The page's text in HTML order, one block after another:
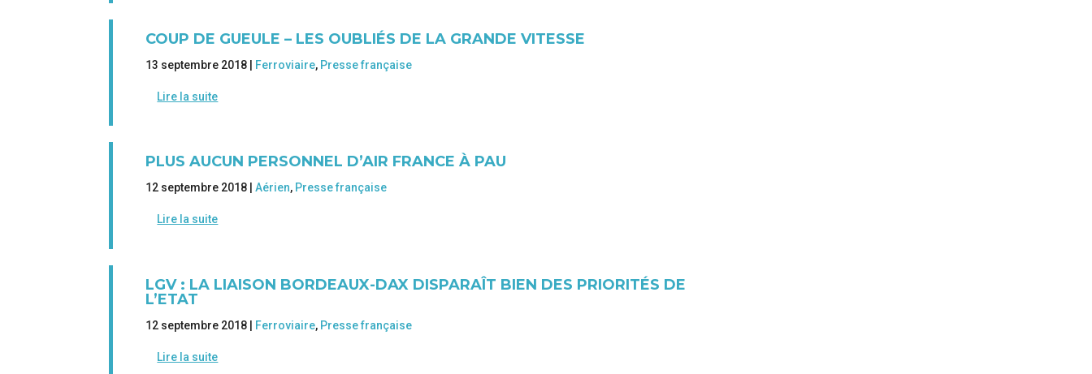
COUP DE GUEULE – LES OUBLIÉS DE LA GRANDE VITESSE
13 septembre 2018 | Ferroviaire, Presse française
Lire la suite
PLUS AUCUN PERSONNEL D’AIR FRANCE À PAU
12 septembre 2018 |Aérien, Presse française
Lire la suite
LGV : LA LIAISON BORDEAUX-DAX DISPARAÎT BIEN DES PRIORITÉS DE
L’ETAT
12 septembre 2018 | Ferroviaire, Presse française
Lire la suite